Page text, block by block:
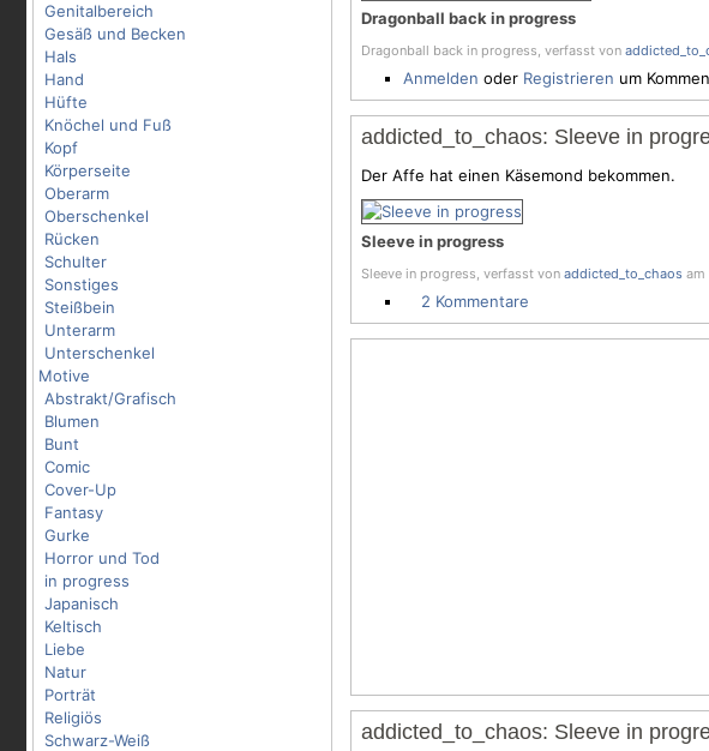
Genitalbereich
Gesäß und Becken
Hals
Hand
Hüfte
Knöchel und Fuß
Kopf
Körperseite
Oberarm
Oberschenkel
Rücken
Schulter
Sonstiges
Steißbein
Unterarm
Unterschenkel
Motive
Abstrakt/Grafisch
Blumen
Bunt
Comic
Cover-Up
Fantasy
Gurke
Horror und Tod
in progress
Japanisch
Keltisch
Liebe
Natur
Porträt
Religiös
Schwarz-Weiß
Dragonball back in progress
Dragonball back in progress, verfasst von
Anmelden oder Registrieren um
addicted_to_chaos: Sleeve in
Der Affe hat einen Käsemond bekommen.
Sleeve in progress
Sleeve in progress, verfasst von addicted_to_chaos am
2 Kommentare
addicted_to_chaos: Sleeve in